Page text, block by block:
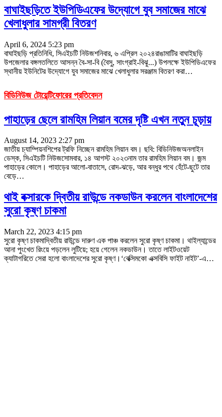
বাঘাইছড়িতে ইউপিডিএফের উদ্যোগে যুব সমাজের মাঝে
খেলাধুলার সামগ্রী বিতরণ
April 6, 2024 5:23 pm
বাঘাইছড়ি প্রতিনিধি, সিএইচটি নিউজশনিবার, ৬ এপ্রিল ২০২৪রাঙামাটির বাঘাইছড়ি
উপজেলার বঙ্গলতলিতে আসন্ন বৈ-সা-বি (বৈসু, সাংগ্রাই-বিঝু...) উপলক্ষে ইউপিডিএফের
স্থানীয় ইউনিটের উদ্যোগে যুব সমাজের মাঝে খেলাধুলার সরঞ্জাম বিতরণ করা…
বিডিনিউজ টোয়েন্টিফোরের প্রতিবেদন
পাহাড়ের ছেলে রামহিম লিয়ান বমের দৃষ্টি এখন নতুন চূড়ায়
August 14, 2023 2:27 pm
জাতীয় চ্যাম্পিয়নশিপের ট্রফি নিচ্ছেন রামহিম লিয়ান বম। ছবি: বিডিনিউজঅনলাইন
ডেস্ক, সিএইচটি নিউজসোমবার, ১৪ আগস্ট ২০২৩নাম তার রামহিম লিয়ান বম। জন্ম
পাহাড়ের কোলে। পাহাড়ের আলো-বাতাসে, রোদ-ঝড়ে, আর বন্ধুর পথে হেঁটে-ছুটে তার
বেড়ে…
থাই বক্সারকে দ্বিতীয় রাউন্ডে নকডাউন করলেন বাংলাদেশের
সুরো কৃষ্ণ চাকমা
March 22, 2023 4:15 pm
সুরো কৃষ্ণ চাকমাদ্বিতীয় রাউন্ডে দারুণ এক পাঞ্চ করলেন সুরো কৃষ্ণ চাকমা। থাইল্যান্ডের
আনা পুংখেত রিংয়ে পড়লেন লুটিয়ে; হয়ে গেলেন নকডাউন। তাতে লাইটওয়েট
ক্যাটাগরিতে সেরা হলো বাংলাদেশের সুরো কৃষ্ণ।‘বেক্সিমকো এক্সবিসি ফাইট নাইট’-এ…